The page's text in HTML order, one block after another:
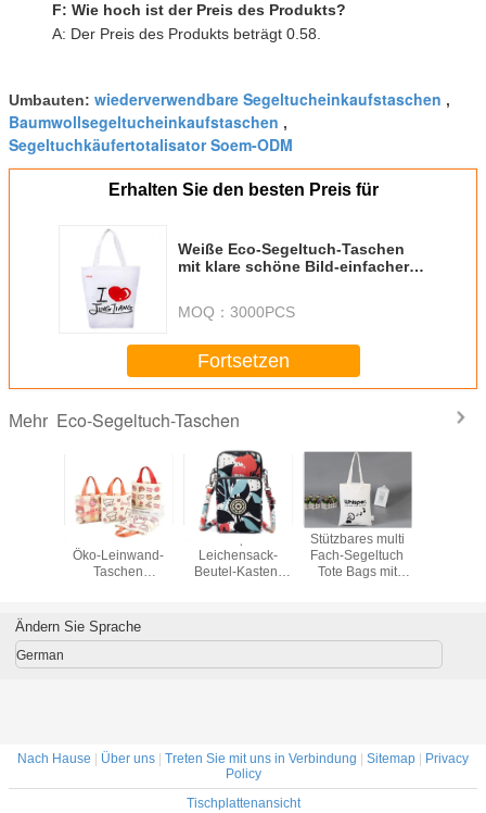
F: Wie hoch ist der Preis des Produkts?
A: Der Preis des Produkts beträgt 0.58.
Umbauten: wiederverwendbare Segeltucheinkaufstaschen ,
Baumwollsegeltucheinkaufstaschen ,
Segeltuchkäufertotalisator Soem-ODM
Erhalten Sie den besten Preis für
Weiße Eco-Segeltuch-Taschen
mit klare schöne Bild-einfacher
MOQ： 3000PCS
Fortsetzen
Mehr Eco-Segeltuch-Taschen
Baumwollmaterial
Öko-Leinwand-
Taschen
Einkaufen
Soem-Sport ruft
Leichensack-
Beutel-Kasten-
Stützbares multi
Fach-Segeltuch
Tote Bags mit
Ändern Sie Sprache
German
Nach Hause Über uns Treten Sie mit uns in Verbindung Sitemap
Privacy
Policy
Tischplattenansicht